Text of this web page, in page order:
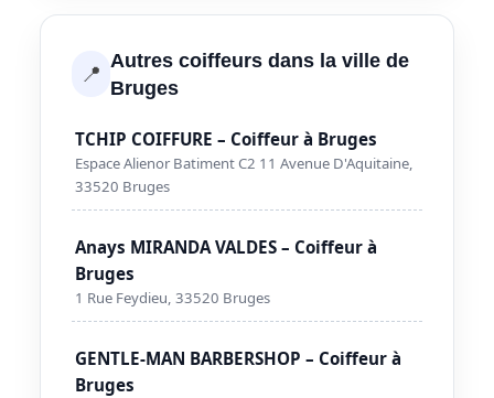
📍 Autres coiffeurs dans la ville de
Bruges
TCHIP COIFFURE – Coiffeur à Bruges
Espace Alienor Batiment C2 11 Avenue D'Aquitaine,
33520 Bruges
Anays MIRANDA VALDES – Coiffeur à
Bruges
1 Rue Feydieu, 33520 Bruges
GENTLE-MAN BARBERSHOP – Coiffeur à
Bruges